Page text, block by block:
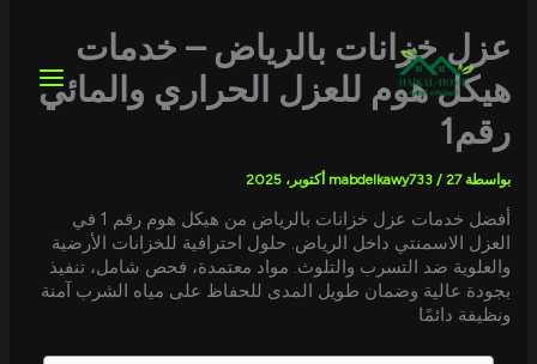
المحتوى
عزل خزانات بالرياض – خدمات
هيكل هوم للعزل الحراري والمائي
رقم1
بواسطة mabdelkawy733 / 27 أكتوبر، 2025
أفضل خدمات عزل خزانات بالرياض من هيكل هوم رقم 1 في
العزل الاسمنتي داخل الرياض. حلول احترافية للخزانات الأرضية
والعلوية ضد التسرب والتلوث. مواد معتمدة، فحص شامل، تنفيذ
بجودة عالية وضمان طويل المدى للحفاظ على مياه الشرب آمنة
ونظيفة دائمًا